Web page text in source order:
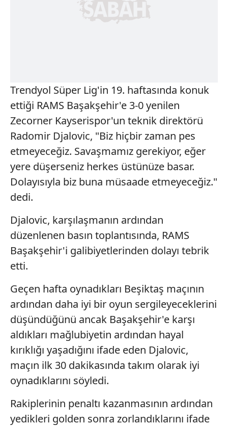
Trendyol Süper Lig'in 19. haftasında konuk
ettiği RAMS Başakşehir'e 3-0 yenilen
Zecorner Kayserispor'un teknik direktörü
Radomir Djalovic, "Biz hiçbir zaman pes
etmeyeceğiz. Savaşmamız gerekiyor, eğer
yere düşerseniz herkes üstünüze basar.
Dolayısıyla biz buna müsaade etmeyeceğiz."
dedi.
Djalovic, karşılaşmanın ardından
düzenlenen basın toplantısında, RAMS
Başakşehir'i galibiyetlerinden dolayı tebrik
etti.
Geçen hafta oynadıkları Beşiktaş maçının
ardından daha iyi bir oyun sergileyeceklerini
düşündüğünü ancak Başakşehir'e karşı
aldıkları mağlubiyetin ardından hayal
kırıklığı yaşadığını ifade eden Djalovic,
maçın ilk 30 dakikasında takım olarak iyi
oynadıklarını söyledi.
Rakiplerinin penaltı kazanmasının ardından
yedikleri golden sonra zorlandıklarını ifade